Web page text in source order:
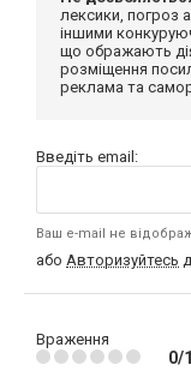
лексики, погроз
іншими
що ображають
розміщення
реклама та
Введіть email:
Ваш e-mail не
або Авторизуйтесь
Враження
0/